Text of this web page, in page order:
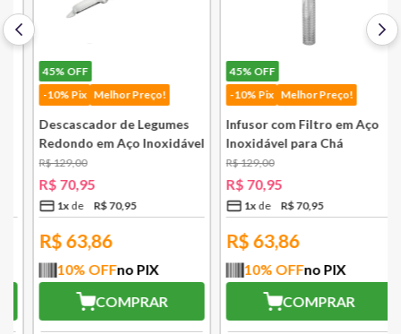
45%OFF
-10% Pix
Melhor Preço!
Descascador de Legumes
Redondo em Aço Inoxidável
131 mm Bsf
129,00
R$70,95
1x R$ 70,95
R$63,86
10% OFFno PIX
COMPRAR
45%OFF
-10% Pix
Melhor Preço!
Infusor com Filtro em Aço
Inoxidável para Chá
Lausanne Bsf
129,00
R$70,95
1x R$ 70,95
R$63,86
10% OFFno PIX
COMPRAR